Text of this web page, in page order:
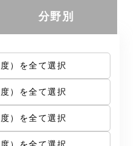
分野別
）を全て選択
）を全て選択
）を全て選択